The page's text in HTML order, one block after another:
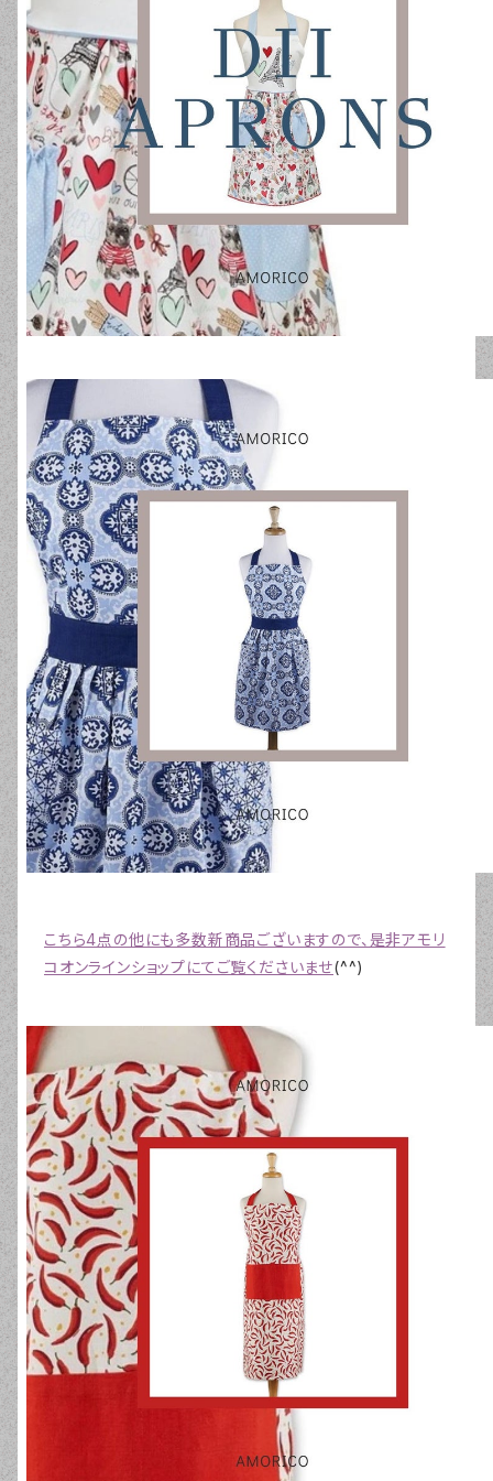
こちら4点の他にも多数新商品ございますので、是非アモリ
コオンラインショップにてご覧くださいませ(^^)